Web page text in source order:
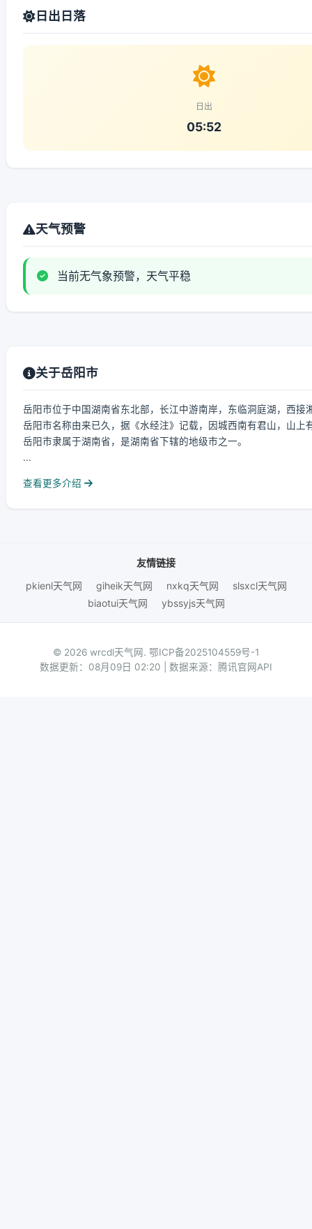
日出日落
日出
05:52
天气预警
当前无气象预警，天气平稳
关于岳阳市
岳阳市位于中国湖南省东北部，长江中游南岸，东临洞庭湖，西
岳阳市名称由来已久，据《水经注》记载，因城西南有君山，山上
岳阳市隶属于湖南省，是湖南省下辖的地级市之一。
...
查看更多介绍
友情链接
pkienl天气网
giheik天气网 nxkq天气网
slsxcl天气网
biaotui天气网
ybssyjs天气网
© 2026 wrcdl天气网. 鄂ICP备2025104559号-1
数据更新：08月09日 02:20 | 数据来源：腾讯官网API